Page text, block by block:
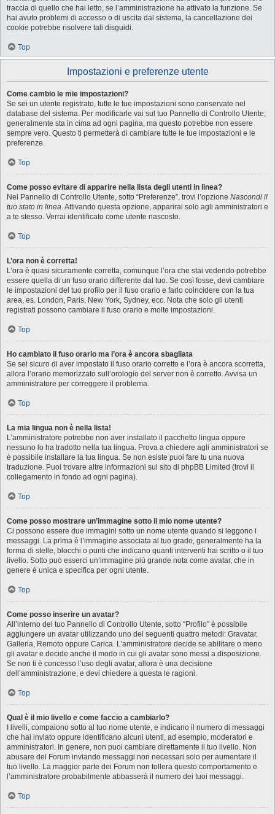
traccia di quello che hai letto, se l’amministrazione ha attivato la funzione. Se
hai avuto problemi di accesso o di uscita dal sistema, la cancellazione dei
cookie potrebbe risolvere tali disguidi.
Top
Impostazioni e preferenze utente
Come cambio le mie impostazioni?
Se sei un utente registrato, tutte le tue impostazioni sono conservate nel
database del sistema. Per modificarle vai sul tuo Pannello di Controllo Utente;
generalmente sta in cima ad ogni pagina, ma questo potrebbe non essere
sempre vero. Questo ti permetterà di cambiare tutte le tue impostazioni e le
preferenze.
Top
Come posso evitare di apparire nella lista degli utenti in linea?
Nel Pannello di Controllo Utente, sotto “Preferenze”, trovi l’opzione Nascondi il
tuo stato in linea. Attivando questa opzione, apparirai solo agli amministratori e
a te stesso. Verrai identificato come utente nascosto.
Top
L’ora non è corretta!
L’ora è quasi sicuramente corretta, comunque l’ora che stai vedendo potrebbe
essere quella di un fuso orario differente dal tuo. Se così fosse, devi cambiare
le impostazioni del tuo profilo per il fuso orario e farlo coincidere con la tua
area, es. London, Paris, New York, Sydney, ecc. Nota che solo gli utenti
registrati possono cambiare il fuso orario e molte impostazioni.
Top
Ho cambiato il fuso orario ma l’ora è ancora sbagliata
Se sei sicuro di aver impostato il fuso orario corretto e l’ora è ancora scorretta,
allora l’orario memorizzato sull’orologio del server non è corretto. Avvisa un
amministratore per correggere il problema.
Top
La mia lingua non è nella lista!
L’amministratore potrebbe non aver installato il pacchetto lingua oppure
nessuno lo ha tradotto nella tua lingua. Prova a chiedere agli amministratori se
è possibile installare la tua lingua. Se non esiste puoi fare tu una nuova
traduzione. Puoi trovare altre informazioni sul sito di phpBB Limited (trovi il
collegamento in fondo ad ogni pagina).
Top
Come posso mostrare un’immagine sotto il mio nome utente?
Ci possono essere due immagini sotto un nome utente quando si leggono i
messaggi. La prima è l’immagine associata al tuo grado, generalmente ha la
forma di stelle, blocchi o punti che indicano quanti interventi hai scritto o il tuo
livello. Sotto può esserci un’immagine più grande nota come avatar, che in
genere è unica e specifica per ogni utente.
Top
Come posso inserire un avatar?
All’interno del tuo Pannello di Controllo Utente, sotto “Profilo” è possibile
aggiungere un avatar utilizzando uno dei seguenti quattro metodi: Gravatar,
Galleria, Remoto oppure Carica. L’amministratore decide se abilitare o meno
gli avatar e decide anche il modo in cui gli avatar sono messi a disposizione.
Se non ti è concesso l’uso degli avatar, allora è una decisione
dell’amministrazione, e devi chiedere a questa le ragioni.
Top
Qual è il mio livello e come faccio a cambiarlo?
I livelli, compaiono sotto al tuo nome utente, e indicano il numero di messaggi
che hai inviato oppure identificano alcuni utenti, ad esempio, moderatori e
amministratori. In genere, non puoi cambiare direttamente il tuo livello. Non
abusare del Forum inviando messaggi non necessari solo per aumentare il
tuo livello. La maggior parte dei Forum non tollera questo comportamento e
l’amministratore probabilmente abbasserà il numero dei tuoi messaggi.
Top